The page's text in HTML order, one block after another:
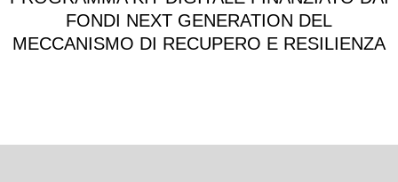
FONDI NEXT GENERATION DEL
MECCANISMO DI RECUPERO E RESILIENZA